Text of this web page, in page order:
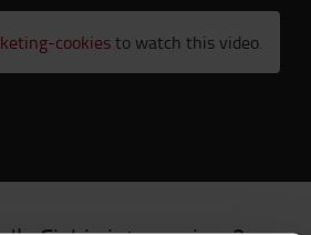
cookiesto watch this video.